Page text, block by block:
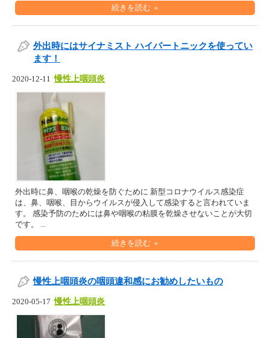
続きを読む »
外出時にはサイナミスト ハイパートニックを使ってい
ます！
2020-12-11 慢性上咽頭炎
外出時に鼻、咽喉の乾燥を防ぐために 新型コロナウイルス感染症
は、鼻、咽喉、目からウイルスが侵入して感染すると言われていま
す。 感染予防のためには鼻や咽喉の粘膜を乾燥させないことが大切
です。 ...
続きを読む »
慢性上咽頭炎の咽頭違和感にお勧めしたいもの
2020-05-17 慢性上咽頭炎